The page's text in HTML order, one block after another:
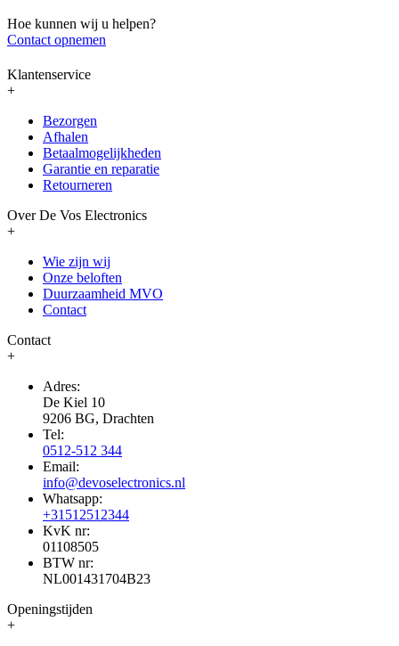
Hoe kunnen wij u helpen?
Contact opnemen
Klantenservice
+
Bezorgen
Afhalen
Betaalmogelijkheden
Garantie en reparatie
Retourneren
Over De Vos Electronics
+
Wie zijn wij
Onze beloften
Duurzaamheid MVO
Contact
Contact
+
Adres:
De Kiel 10
9206 BG, Drachten
Tel:
0512-512 344
Email:
info@devoselectronics.nl
Whatsapp:
+31512512344
KvK nr:
01108505
BTW nr:
NL001431704B23
Openingstijden
+